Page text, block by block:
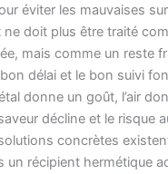
éviter les mauvaises
ne doit plus être traité
mais comme un reste
délai et le bon suivi
donne un goût, l’air
décline et le risque
concrètes
un récipient hermétique